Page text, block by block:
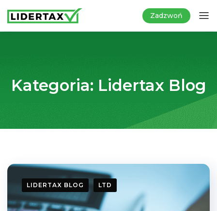
Zadzwoń
Kategoria: Lidertax Blog
LIDERTAX BLOG LTD